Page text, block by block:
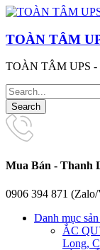
TOÀN TÂM
TOÀN TÂM UPS
Mua Bán - Thanh
0906 394 871
Danh mục
ẮC
Long,